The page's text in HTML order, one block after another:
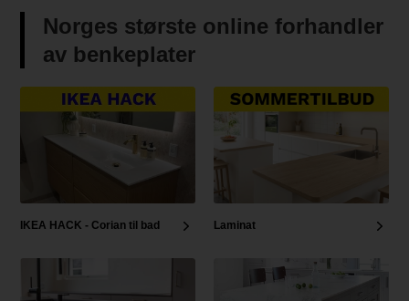
Norges største online forhandler
av benkeplater
IKEA HACK - Corian til bad Laminat